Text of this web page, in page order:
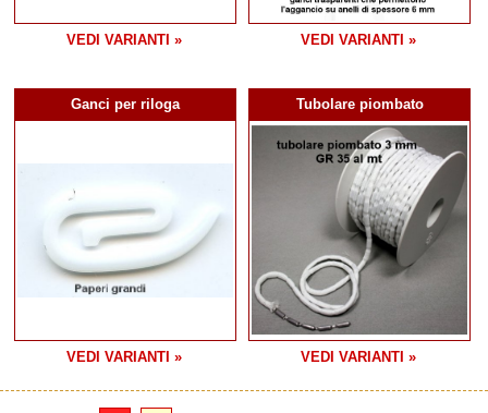
VEDI VARIANTI » VEDI VARIANTI »
Ganci per riloga
VEDI VARIANTI »
Tubolare piombato
VEDI VARIANTI »